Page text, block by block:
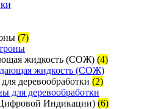
(7)
жидкость (СОЖ) (4)
деревообработки (2)
Индикации) (6)